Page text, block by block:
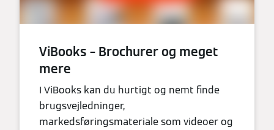
ViBooks – Brochurer og meget
mere
I ViBooks kan du hurtigt og nemt finde
brugsvejledninger,
markedsføringsmateriale som videoer og